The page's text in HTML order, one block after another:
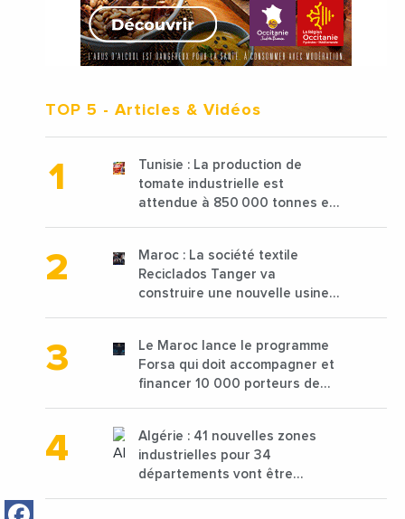
TOP 5 - Articles & Vidéos
Tunisie : La production de
tomate industrielle est
attendue à 850 000 tonnes en
Maroc : La société textile
Reciclados Tanger va
construire une nouvelle usine
Le Maroc lance le programme
Forsa qui doit accompagner et
financer 10 000 porteurs de
Algérie : 41 nouvelles zones
industrielles pour 34
départements vont être